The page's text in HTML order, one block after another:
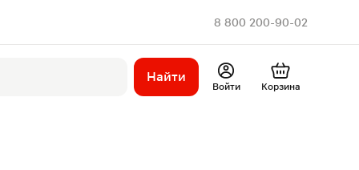
8 800 200-90-02
Найти
Войти Корзина